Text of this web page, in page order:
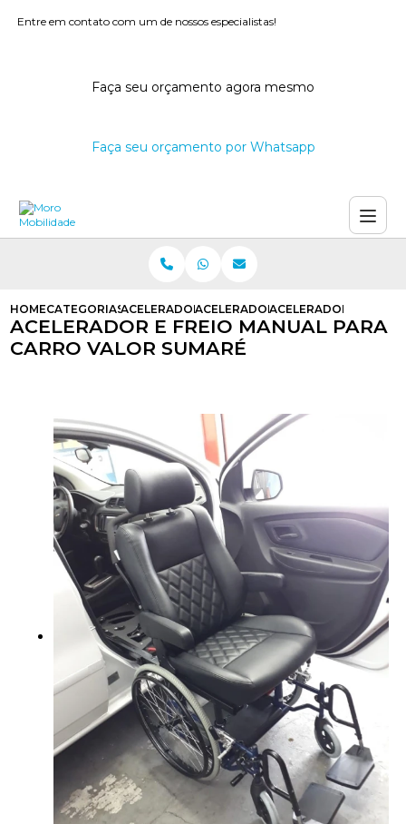
Entre em contato com um de nossos especialistas!
Faça seu orçamento agora mesmo
Faça seu orçamento por Whatsapp
HOMECATEGORIASACELERADORES E FREIOS MANUAIS
ACELERADOR E FREIO MANUAL
ACELERADOR E FREIO
ACELERADOR E FREIO MANUAL PARA
CARRO VALOR SUMARÉ